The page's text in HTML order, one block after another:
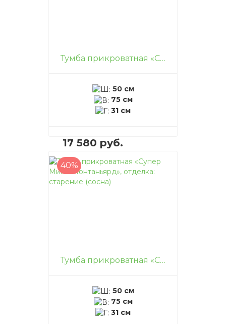
Тумба прикроватная «Супер Мини Аризона», отделка: старение (сосна)
50 см
75 см
31 см
17 580 руб.
– + В корзину
40%
Тумба прикроватная «Супер Мини Монтаньярд», отделка: старение (сосна)
50 см
75 см
31 см